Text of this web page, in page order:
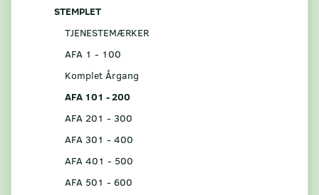
STEMPLET
TJENESTEMÆRKER
AFA 1 - 100
Komplet Årgang
AFA 101 - 200
AFA 201 - 300
AFA 301 - 400
AFA 401 - 500
AFA 501 - 600